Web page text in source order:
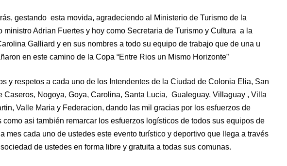
gestando esta movida, agradeciendo al Ministerio de Turismo de la
ministro Adrian Fuertes y hoy como Secretaria de Turismo y Cultura a la
Galliard y en sus nombres a todo su equipo de trabajo que de una u
en este camino de la Copa “Entre Rios un Mismo Horizonte”
y respetos a cada uno de los Intendentes de la Ciudad de Colonia Elia, San
Caseros, Nogoya, Goya, Carolina, Santa Lucia, Gualeguay, Villaguay , Villa
Valle Maria y Federacion, dando las mil gracias por los esfuerzos de
como asi también remarcar los esfuerzos logísticos de todos sus equipos de
mes cada uno de ustedes este evento turístico y deportivo que llega a través
de ustedes en forma libre y gratuita a todas sus comunas.